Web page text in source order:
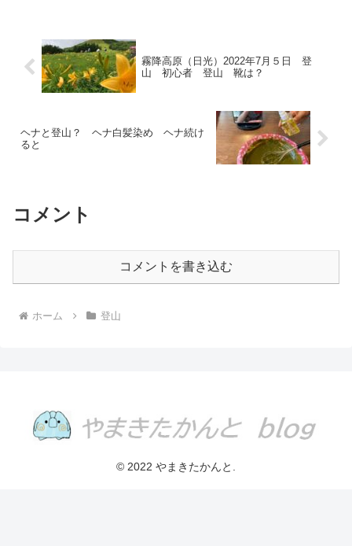
霧降高原（日光）2022年7月５日 登
山 初心者 登山 靴は？
ヘナと登山？ ヘナ白髪染め ヘナ続け
ると
コメント
コメントを書き込む
ホーム 登山
© 2022 やまきたかんと.